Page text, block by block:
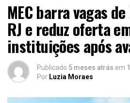
MEC barra vagas
RJ e reduz oferta
instituições após
Publicado 5 meses atrás em
Por Luzia Moraes